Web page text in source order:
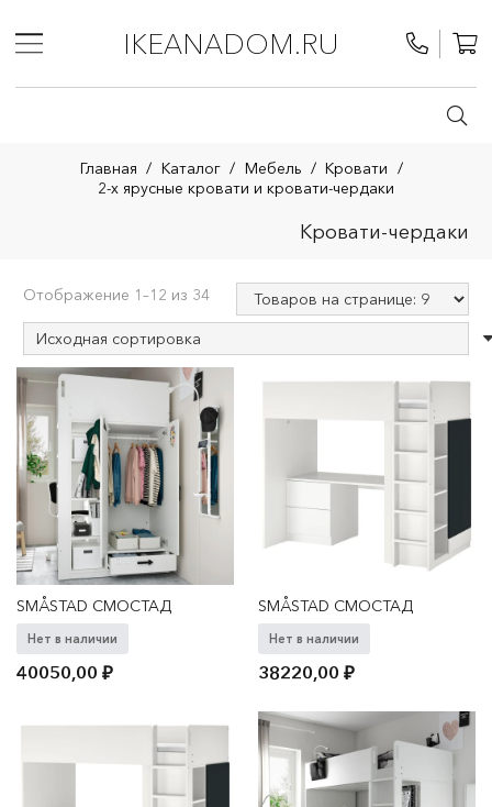
IKEANADOM.RU
Главная / Каталог / Мебель / Кровати /
2-х ярусные кровати и кровати-чердаки
Кровати-чердаки
Отображение 1–12 из 34
SMÅSTAD СМОСТАД
Нет в наличии
40050,00₽
SMÅSTAD СМОСТАД
Нет в наличии
38220,00₽